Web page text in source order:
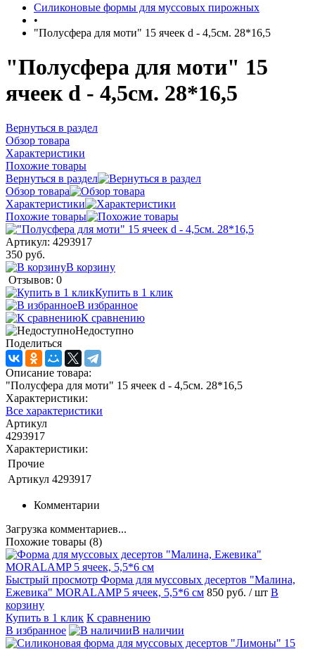
Силиконовые формы для муссовых пирожных
•
"Полусфера для моти" 15 ячеек d - 4,5см. 28*16,5
"Полусфера для моти" 15
ячеек d - 4,5см. 28*16,5
Вернуться в раздел
Обзор товара
Характеристики
Похожие товары
Вернуться в раздел
Обзор товара
Характеристики
Похожие товары
Артикул: 4293917
350 руб.
В корзину
Отзывов: 0
Купить в 1 клик
В избранное
К сравнению
Недоступно
Поделиться
Описание товара:
"Полусфера для моти" 15 ячеек d - 4,5см. 28*16,5
Характеристики:
Все характеристики
Артикул
4293917
Характеристики:
Прочие
Артикул 4293917
Комментарии
Загрузка комментариев...
Похожие товары (8)
Быстрый просмотр Форма для муссовых десертов "Малина,
Ежевика" MORALAMP 5 ячеек, 5,5*6 см 850 руб. / шт В
корзину
Купить в 1 клик К сравнению
В избранное
В наличии